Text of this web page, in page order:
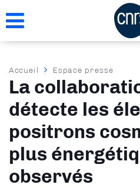
au
Fil
d'Ariane
Accueil Espace presse
La
détecte les
positrons
plus
observés